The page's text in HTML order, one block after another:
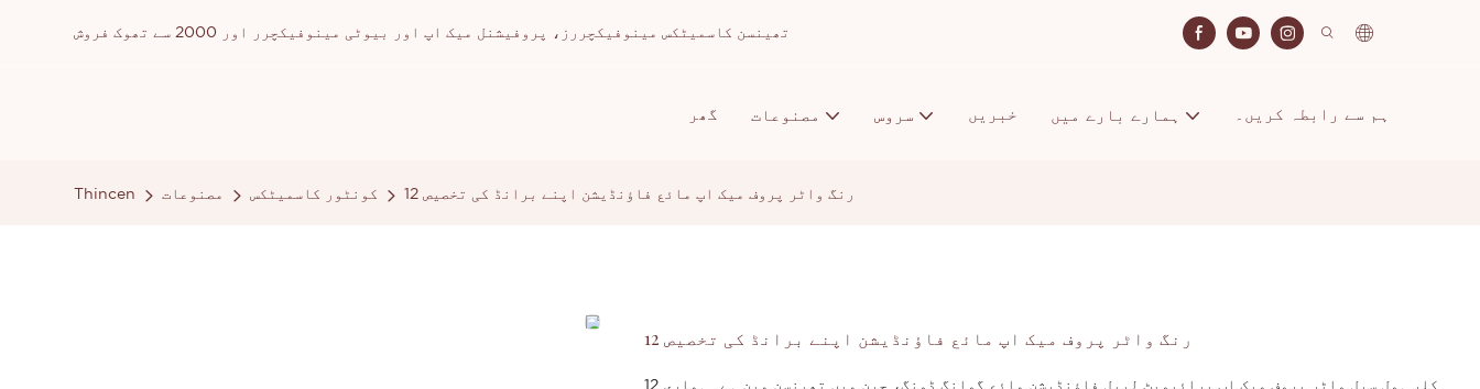
تھینسن کاسمیٹکس مینوفیکچررز، پروفیشنل میک اپ اور بیوٹی مینوفیکچرر اور 2000 سے تھوک فروش
گھر مصنوعات سروس خبریں ہمارے بارے میں ہم سے رابطہ کریں۔
Thincen مصنوعات کونٹور کاسمیٹکس 12 رنگ واٹر پروف میک اپ مائع فاؤنڈیشن اپنے برانڈ کی تخصیص
12 رنگ واٹر پروف میک اپ مائع فاؤنڈیشن اپنے برانڈ کی تخصیص
12 کلر ہول سیل واٹر پروف میک اپ پرائیویٹ لیبل فاؤنڈیشن مائع گوانگ ڈونگ، چین میں تھینسن مین ہے۔ ہماری